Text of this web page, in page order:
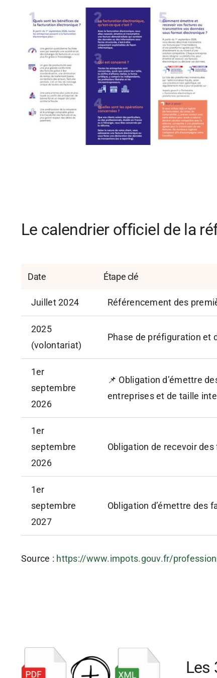
Le calendrier officiel de la
Date Étape clé
Juillet 2024 Référencement des
2025
(volontariat)
Phase de préfiguration et
1er
septembre
2026
📌 Obligation d’émettre
entreprises et de taille
1er
septembre
2026
Obligation de recevoir
1er
septembre
2027
Obligation d’émettre des
Source : https://www.impots.gouv.fr/
Les